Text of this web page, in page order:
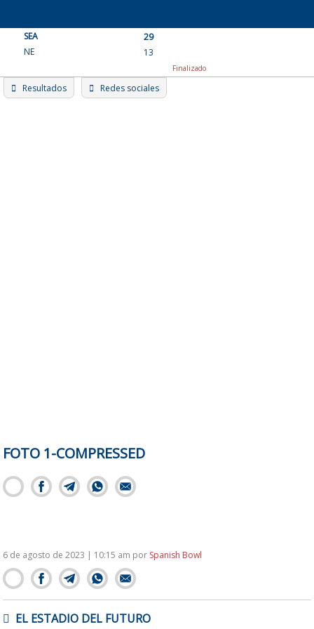
content
SEA
29
NE
13
Finalizado
Resultados Redes sociales
FOTO 1-COMPRESSED
6 de agosto de 2023 | 10:15 am por Spanish Bowl
DEEL ESTADIO DEL FUTURO